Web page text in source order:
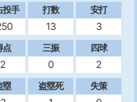
投手 打数
13
安打
3
点
2
三振
0
四球
2
塁 盗塁死 失策